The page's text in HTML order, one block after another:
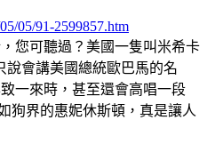
05/91-2599857.htm
您可聽過？美國一隻叫米希卡
說會講美國總統歐巴馬的名
一來時，甚至還會高唱一段
狗界的惠妮休斯頓，真是讓人